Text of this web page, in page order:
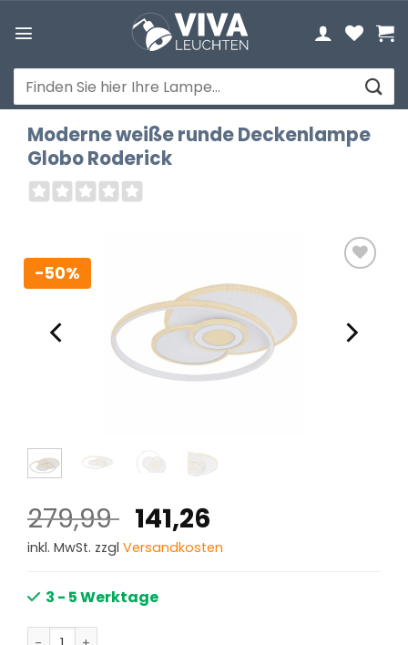
Inhalt
Suchen
nach:
Moderne weiße runde Deckenlampe
Globo Roderick
-50%
279,99 Ursprünglicher
Preis
279,99 €
141,26
Preis
inkl. MwSt. zzgl Versandkosten
3 - 5 Werktage
Moderne weiße runde Deckenlampe Globo Roderick